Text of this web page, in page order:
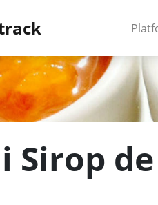
Sirop